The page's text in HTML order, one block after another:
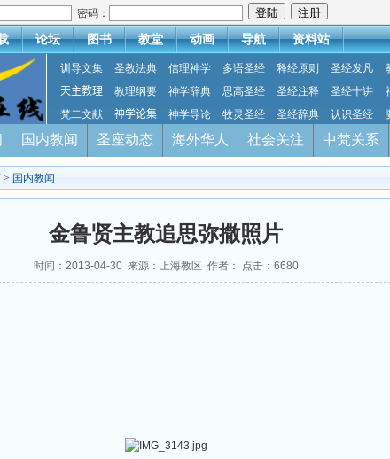
密码：
论坛 图书 教堂 动画 导航 资料站
训导文集 圣教法典 信理神学 多语圣经 释经原则 圣经发凡
天主教理
教理纲要 神学辞典 思高圣经 圣经注释 圣经十讲
梵二文献
神学论集 神学导论 牧灵圣经 圣经辞典 认识圣经
国内教闻 圣座动态 海外华人 社会关注 中梵关系
> 国内教闻
金鲁贤主教追思弥撒照片
时间：2013-04-30 来源：上海教区 作者： 点击： 6680